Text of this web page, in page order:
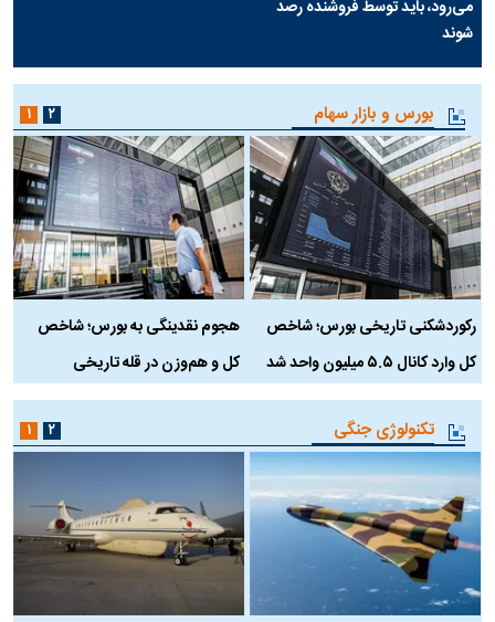
می‌رود، باید توسط فروشنده رصد
شوند
بورس و بازار سهام
رکوردشکنی تاریخی بورس؛ شاخص
کل وارد کانال ۵.۵ میلیون واحد شد
هجوم نقدینگی به بورس؛ شاخص
کل و هم‌وزن در قله تاریخی
۱ ۲
تکنولوژی جنگی ۱ ۲